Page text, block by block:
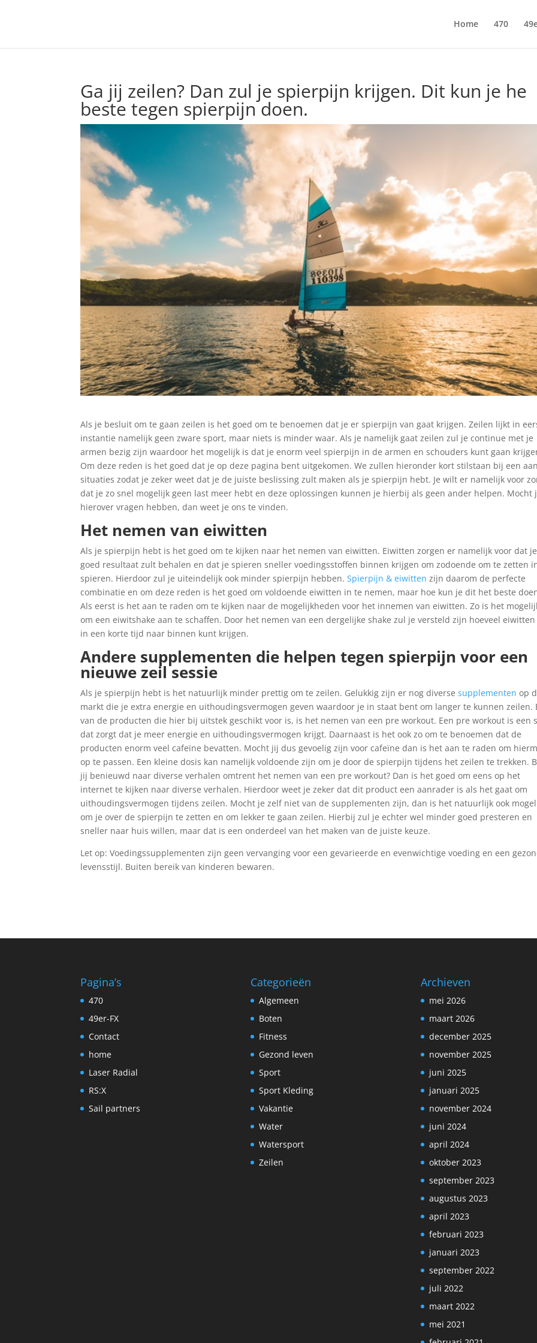
Home 470
Ga jij zeilen? Dan zul je spierpijn krijgen. Dit kun je he
beste tegen spierpijn doen.
Als je besluit om te gaan zeilen is het goed om te benoemen dat je er spierpijn van gaat krijgen. Zeilen lijkt in
instantie namelijk geen zware sport, maar niets is minder waar. Als je namelijk gaat zeilen zul je continue met je
armen bezig zijn waardoor het mogelijk is dat je enorm veel spierpijn in de armen en schouders kunt gaan
Om deze reden is het goed dat je op deze pagina bent uitgekomen. We zullen hieronder kort stilstaan bij een
situaties zodat je zeker weet dat je de juiste beslissing zult maken als je spierpijn hebt. Je wilt er namelijk voor
dat je zo snel mogelijk geen last meer hebt en deze oplossingen kunnen je hierbij als geen ander helpen. Mocht
hierover vragen hebben, dan weet je ons te vinden.
Het nemen van eiwitten
Als je spierpijn hebt is het goed om te kijken naar het nemen van eiwitten. Eiwitten zorgen er namelijk voor dat
goed resultaat zult behalen en dat je spieren sneller voedingsstoffen binnen krijgen om zodoende om te zetten
spieren. Hierdoor zul je uiteindelijk ook minder spierpijn hebben. Spierpijn & eiwitten zijn daarom de perfecte
combinatie en om deze reden is het goed om voldoende eiwitten in te nemen, maar hoe kun je dit het beste
Als eerst is het aan te raden om te kijken naar de mogelijkheden voor het innemen van eiwitten. Zo is het
om een eiwitshake aan te schaffen. Door het nemen van een dergelijke shake zul je versteld zijn hoeveel
in een korte tijd naar binnen kunt krijgen.
Andere supplementen die helpen tegen spierpijn voor een
nieuwe zeil sessie
Als je spierpijn hebt is het natuurlijk minder prettig om te zeilen. Gelukkig zijn er nog diverse supplementen op
markt die je extra energie en uithoudingsvermogen geven waardoor je in staat bent om langer te kunnen zeilen.
van de producten die hier bij uitstek geschikt voor is, is het nemen van een pre workout. Een pre workout is een
dat zorgt dat je meer energie en uithoudingsvermogen krijgt. Daarnaast is het ook zo om te benoemen dat de
producten enorm veel cafeïne bevatten. Mocht jij dus gevoelig zijn voor cafeïne dan is het aan te raden om
op te passen. Een kleine dosis kan namelijk voldoende zijn om je door de spierpijn tijdens het zeilen te trekken.
jij benieuwd naar diverse verhalen omtrent het nemen van een pre workout? Dan is het goed om eens op het
internet te kijken naar diverse verhalen. Hierdoor weet je zeker dat dit product een aanrader is als het gaat om
uithoudingsvermogen tijdens zeilen. Mocht je zelf niet van de supplementen zijn, dan is het natuurlijk ook
om je over de spierpijn te zetten en om lekker te gaan zeilen. Hierbij zul je echter wel minder goed presteren en
sneller naar huis willen, maar dat is een onderdeel van het maken van de juiste keuze.
Let op: Voedingssupplementen zijn geen vervanging voor een gevarieerde en evenwichtige voeding en een
levensstijl. Buiten bereik van kinderen bewaren.
Pagina’s
470
49er-FX
Contact
home
Laser Radial
RS:X
Sail partners
Categorieën
Algemeen
Boten
Fitness
Gezond leven
Sport
Sport Kleding
Vakantie
Water
Watersport
Zeilen
Archieven
mei 2026
maart 2026
december 2025
november 2025
juni 2025
januari 2025
november 2024
juni 2024
april 2024
oktober 2023
september 2023
augustus 2023
april 2023
februari 2023
januari 2023
september 2022
juli 2022
maart 2022
mei 2021